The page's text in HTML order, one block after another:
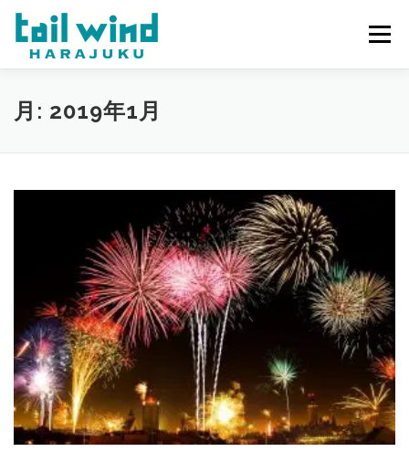
メニュー
ホーム ご予約
月: 2019年1月